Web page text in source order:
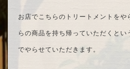
お店でこちらのトリートメントをや
らの商品を持ち帰っていただくとい
でやらせていただきます。